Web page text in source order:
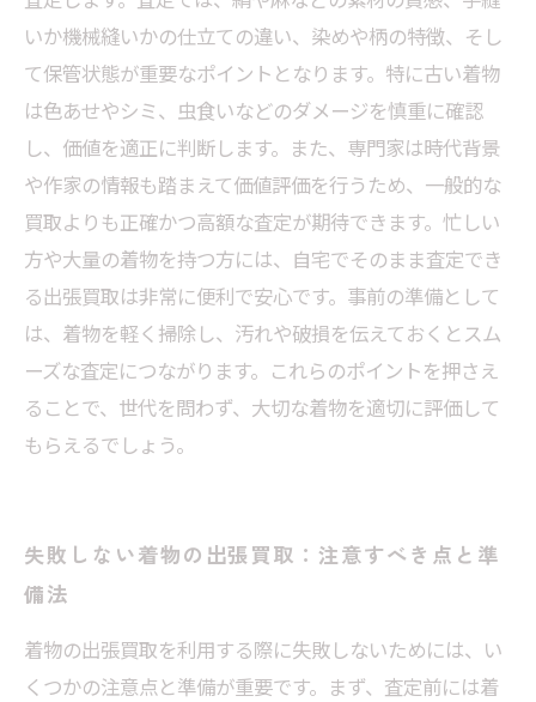
いか機械縫いかの仕立ての違い、染めや柄の特徴、そし
て保管状態が重要なポイントとなります。特に古い着物
は色あせやシミ、虫食いなどのダメージを慎重に確認
し、価値を適正に判断します。また、専門家は時代背景
や作家の情報も踏まえて価値評価を行うため、一般的な
買取よりも正確かつ高額な査定が期待できます。忙しい
方や大量の着物を持つ方には、自宅でそのまま査定でき
る出張買取は非常に便利で安心です。事前の準備として
は、着物を軽く掃除し、汚れや破損を伝えておくとスム
ーズな査定につながります。これらのポイントを押さえ
ることで、世代を問わず、大切な着物を適切に評価して
もらえるでしょう。
失敗しない着物の出張買取：注意すべき点と準
備法
着物の出張買取を利用する際に失敗しないためには、い
くつかの注意点と準備が重要です。まず、査定前には着